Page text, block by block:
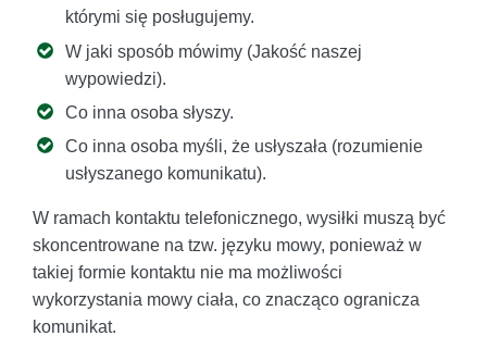
którymi się posługujemy.
W jaki sposób mówimy (Jakość naszej
wypowiedzi).
Co inna osoba słyszy.
Co inna osoba myśli, że usłyszała (rozumienie
usłyszanego komunikatu).
W ramach kontaktu telefonicznego, wysiłki muszą być
skoncentrowane na tzw. języku mowy, ponieważ w
takiej formie kontaktu nie ma możliwości
wykorzystania mowy ciała, co znacząco ogranicza
komunikat.